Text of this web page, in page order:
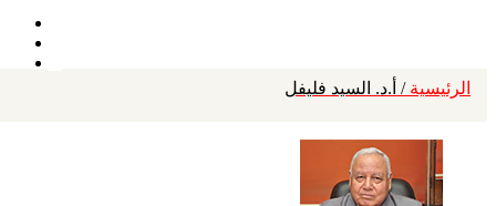
الرئيسية / أ.د. السيد فليفل